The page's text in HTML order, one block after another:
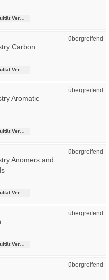
übergreifend
Carbon
übergreifend
Aromatic
übergreifend
Anomers and
übergreifend
übergreifend